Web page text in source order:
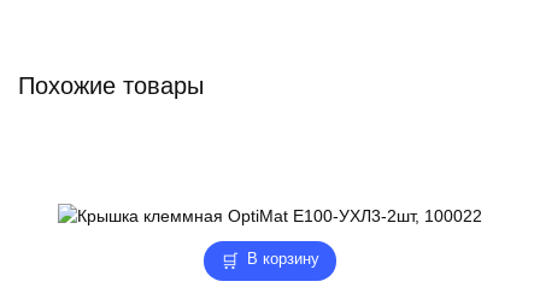
Похожие товары
В корзину